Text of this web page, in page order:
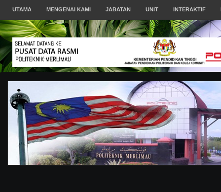
UTAMA MENGENAI KAMI JABATAN UNIT INTERAKTIF